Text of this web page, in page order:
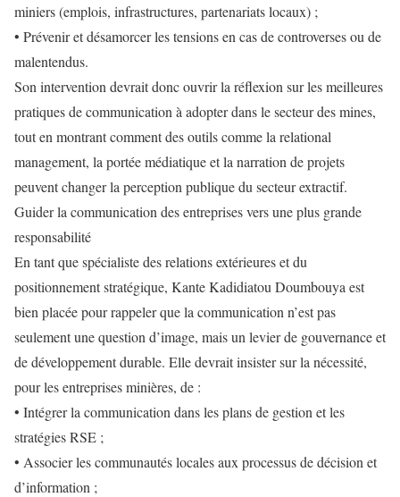
miniers (emplois, infrastructures, partenariats locaux) ;
• Prévenir et désamorcer les tensions en cas de controverses ou de
malentendus.
Son intervention devrait donc ouvrir la réflexion sur les meilleures
pratiques de communication à adopter dans le secteur des mines,
tout en montrant comment des outils comme la relational
management, la portée médiatique et la narration de projets
peuvent changer la perception publique du secteur extractif.
Guider la communication des entreprises vers une plus grande
responsabilité
En tant que spécialiste des relations extérieures et du
positionnement stratégique, Kante Kadidiatou Doumbouya est
bien placée pour rappeler que la communication n’est pas
seulement une question d’image, mais un levier de gouvernance et
de développement durable. Elle devrait insister sur la nécessité,
pour les entreprises minières, de :
• Intégrer la communication dans les plans de gestion et les
stratégies RSE ;
• Associer les communautés locales aux processus de décision et
d’information ;